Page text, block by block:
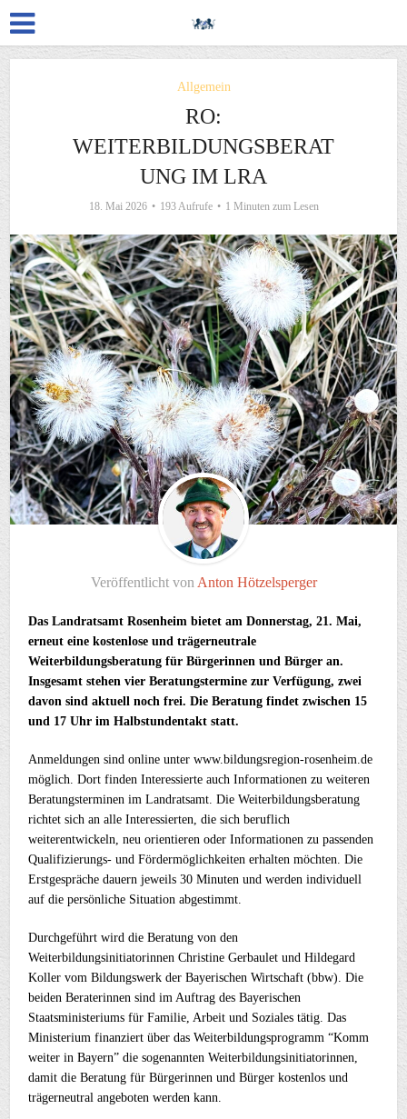
Allgemein
RO:
WEITERBILDUNGSBERAT
UNG IM LRA
18. Mai 2026 193 Aufrufe 1 Minuten zum Lesen
Veröffentlicht von Anton Hötzelsperger
Das Landratsamt Rosenheim bietet am Donnerstag, 21. Mai,
erneut eine kostenlose und trägerneutrale
Weiterbildungsberatung für Bürgerinnen und Bürger an.
Insgesamt stehen vier Beratungstermine zur Verfügung, zwei
davon sind aktuell noch frei. Die Beratung findet zwischen 15
und 17 Uhr im Halbstundentakt statt.
Anmeldungen sind online unter www.bildungsregion-rosenheim.de
möglich. Dort finden Interessierte auch Informationen zu weiteren
Beratungsterminen im Landratsamt. Die Weiterbildungsberatung
richtet sich an alle Interessierten, die sich beruflich
weiterentwickeln, neu orientieren oder Informationen zu passenden
Qualifizierungs- und Fördermöglichkeiten erhalten möchten. Die
Erstgespräche dauern jeweils 30 Minuten und werden individuell
auf die persönliche Situation abgestimmt.
Durchgeführt wird die Beratung von den
Weiterbildungsinitiatorinnen Christine Gerbaulet und Hildegard
Koller vom Bildungswerk der Bayerischen Wirtschaft (bbw). Die
beiden Beraterinnen sind im Auftrag des Bayerischen
Staatsministeriums für Familie, Arbeit und Soziales tätig. Das
Ministerium finanziert über das Weiterbildungsprogramm “Komm
weiter in Bayern” die sogenannten Weiterbildungsinitiatorinnen,
damit die Beratung für Bürgerinnen und Bürger kostenlos und
trägerneutral angeboten werden kann.